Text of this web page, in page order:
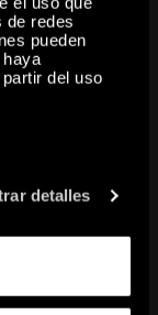
de redes
pueden
del uso
detalles
1960 à nos jours.
avec
sept dernières
fidèle de sa
documents sur
jusqu'à ses
Organisée de